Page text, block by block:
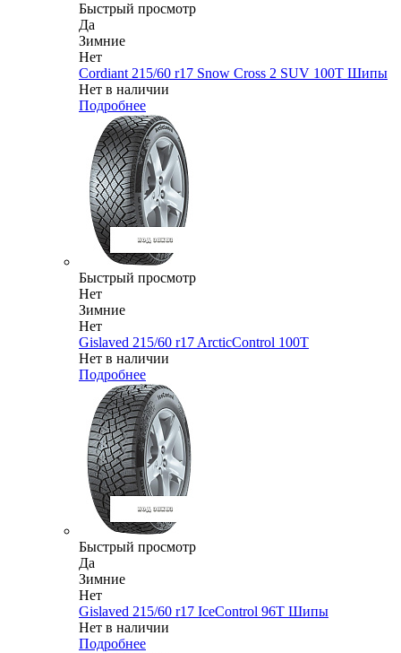
Быстрый просмотр
Да
Зимние
Нет
Cordiant 215/60 r17 Snow Cross 2 SUV 100T Шипы
Нет в наличии
Подробнее
Быстрый просмотр
Нет
Зимние
Нет
Gislaved 215/60 r17 ArcticControl 100T
Нет в наличии
Подробнее
Быстрый просмотр
Да
Зимние
Нет
Gislaved 215/60 r17 IceControl 96T Шипы
Нет в наличии
Подробнее